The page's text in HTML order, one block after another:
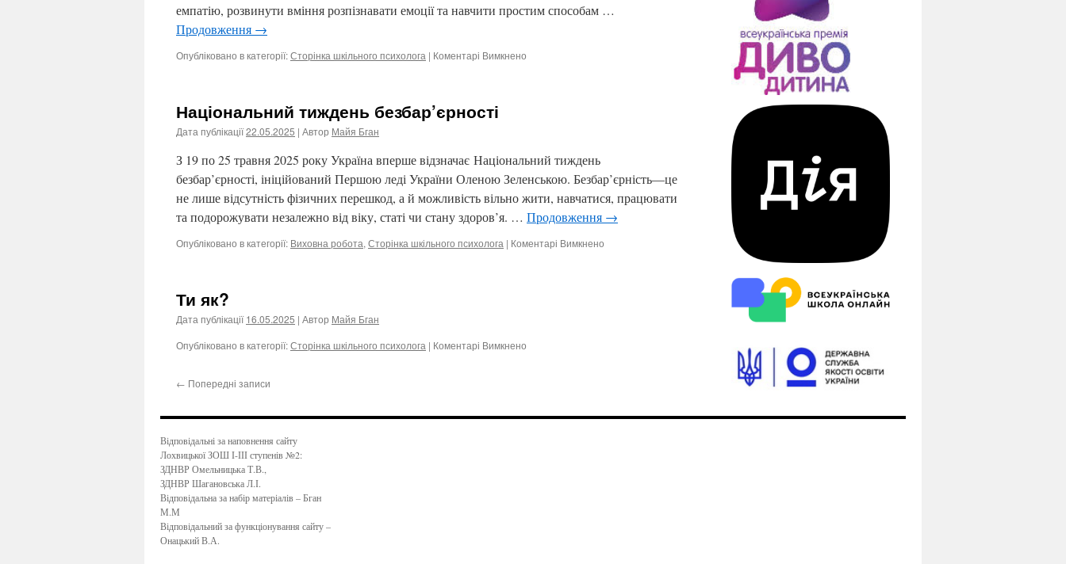
емпатію, розвинути вміння розпізнавати емоції та навчити простим способам …
Продовження →
Опубліковано в категорії:Сторінка шкільного психолога | Коментарі Вимкнено
Національний тиждень безбар’єрності
Дата публікації22.05.2025 | Автор Майя Бган
З 19 по 25 травня 2025 року Україна вперше відзначає Національний тиждень
безбар’єрності, ініційований Першою леді України Оленою Зеленською. Безбар’єрність—це
не лише відсутність фізичних перешкод, а й можливість вільно жити, навчатися, працювати
та подорожувати незалежно від віку, статі чи стану здоров’я. … Продовження →
Опубліковано в категорії: Виховна робота, Сторінка шкільного психолога | Коментарі Вимкнено
Ти як?
Дата публікації 16.05.2025 | Автор Майя Бган
Опубліковано в категорії:Сторінка шкільного психолога | Коментарі Вимкнено
← Попередні записи
Відповідальні за наповнення сайту
Лохвицької ЗОШ І-ІІІ ступенів №2:
ЗДНВР Омельницька Т.В.,
ЗДНВР Шагановська Л.І.
Відповідальна за набір матеріалів – Бган
М.М
Відповідальний за функціонування сайту –
Онацький В.А.